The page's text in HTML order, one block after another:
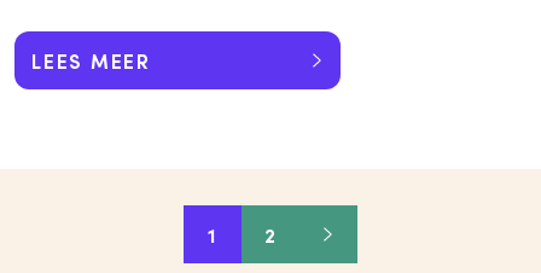
LEES MEER
1 2